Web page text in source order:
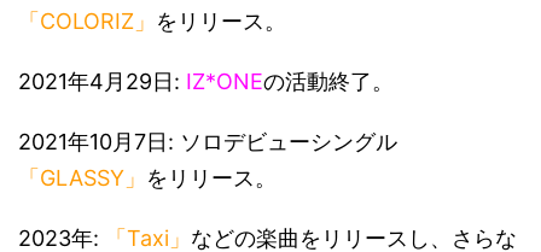
「COLORIZ」 をリリース。
2021年4月29日: IZ*ONEの活動終了。
2021年10月7日: ソロデビューシングル
「GLASSY」 をリリース。
2023年: 「Taxi」 などの楽曲をリリースし、さらな